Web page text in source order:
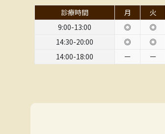
診療時間 月 火
9:00-13:00
◎ ◎
14:30-20:00
◎ ◎
14:00-18:00
ー ー